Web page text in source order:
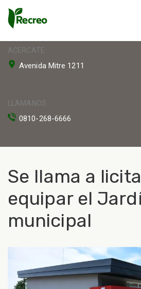
ACERCATE
Avenida Mitre 1211
LLAMANOS
0810-268-6666
Se llama a
equipar el
municipal